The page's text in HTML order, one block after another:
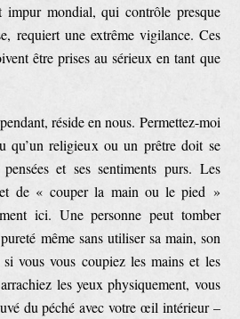
impur mondial, qui contrôle presque
requiert une extrême vigilance. Ces
être prises au sérieux en tant que
réside en nous. Permettez-moi
qu’un religieux ou un prêtre doit se
et ses sentiments purs. Les
de « couper la main ou le pied »
ici. Une personne peut tomber
même sans utiliser sa main, son
vous vous coupiez les mains et les
les yeux physiquement, vous
du péché avec votre œil intérieur –